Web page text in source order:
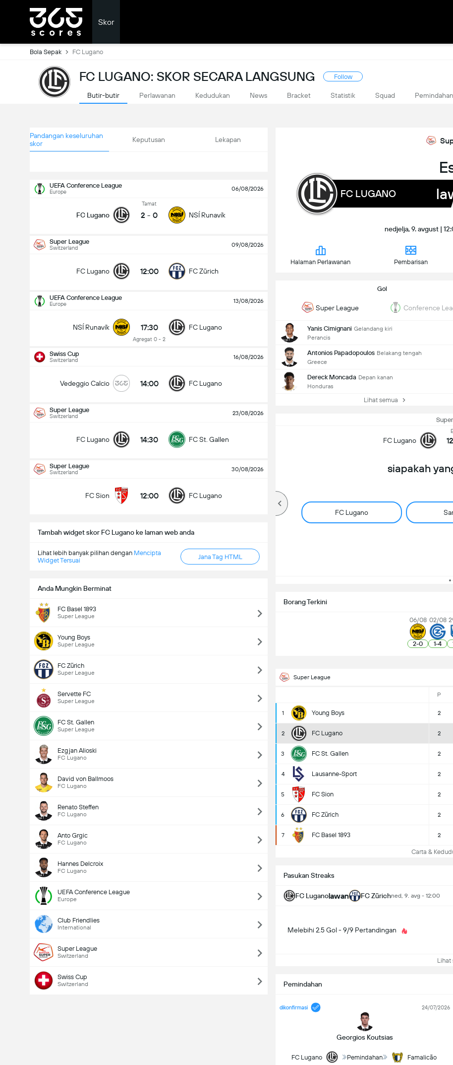
Skor
Bola Sepak FC Lugano
FC LUGANO: SKOR SECARA LANGSUNG Follow
Butir-butir Perlawanan Kedudukan News Bracket Statistik Squad Pemindahan
Pandangan keseluruhan
skor
Keputusan Lekapan
UEFA Conference League
Europe 06/08/2026
FC Lugano
Tamat
2 - 0 NSÍ Runavík
Super League
Switzerland 09/08/2026
FC Lugano 12:00 FC Zürich
UEFA Conference League
Europe 13/08/2026
NSÍ Runavík 17:30
Agregat 0 - 2
FC Lugano
Swiss Cup
Switzerland 16/08/2026
Vedeggio Calcio 14:00 FC Lugano
Super League
Switzerland 23/08/2026
FC Lugano 14:30 FC St. Gallen
Super League
Switzerland 30/08/2026
FC Sion 12:00 FC Lugano
Tambah widget skor FC Lugano ke laman web anda
Lihat lebih banyak pilihan dengan Mencipta
Widget Tersuai
Jana Tag HTML
Anda Mungkin Berminat
FC Basel 1893
Super League
Young Boys
Super League
FC Zürich
Super League
Servette FC
Super League
FC St. Gallen
Super League
Ezgjan Alioski
FC Lugano
David von Ballmoos
FC Lugano
Renato Steffen
FC Lugano
Anto Grgic
FC Lugano
Hannes Delcroix
FC Lugano
UEFA Conference League
Europe
Club Friendlies
International
Super League
Switzerland
Swiss Cup
Switzerland
FC LUGANO
nedjelja, 9. avgust |
Halaman Perlawanan Pembarisan
Gol
Super League Conference
Yanis Cimignani Gelandang kiri
Perancis
Antonios Papadopoulos Belakang tengah
Greece
Dereck Moncada Depan kanan
Honduras
Lihat semua
FC Lugano
siapakah
FC Lugano
UEFA Conference League
17:30 FC Lugano
Jumlah gol dalam perlawanan (2.5)
Borang Terkini
06/08
2-0
02/08
1-4
Super League
P
1 Young Boys 2
2 FC Lugano 2
3 FC St. Gallen 2
4 Lausanne-Sport 2
5 FC Sion 2
6 FC Zürich 2
7 FC Basel 1893 2
Carta &
Pasukan Streaks
FC Luganolawan FC Zürichned, 9. avg - 12:00
Melebihi 2.5 Gol - 9/9 Pertandingan
Lihat
Pemindahan
dikonfirmasi
Georgios Koutsias
24/07/2026
FC Lugano Pemindahan Famalicão